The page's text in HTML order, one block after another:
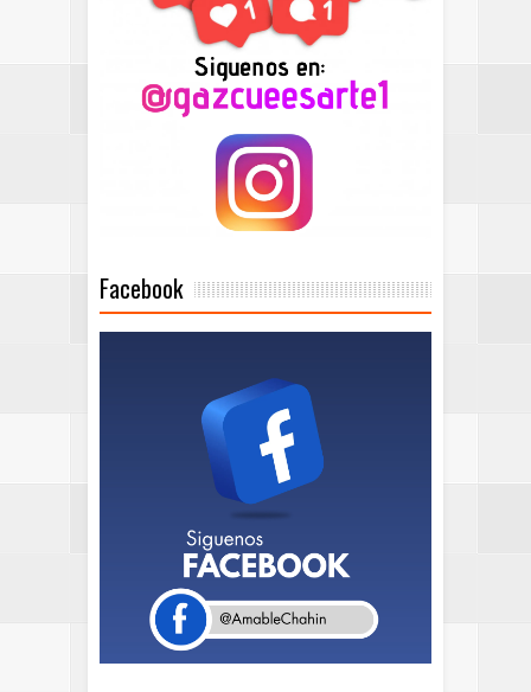
Facebook